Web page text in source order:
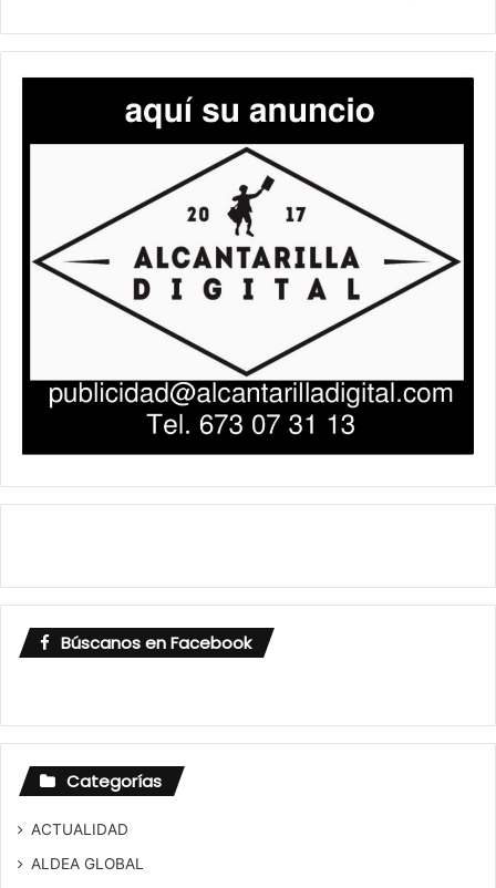
Búscanos en Facebook
Categorías
ACTUALIDAD
ALDEA GLOBAL